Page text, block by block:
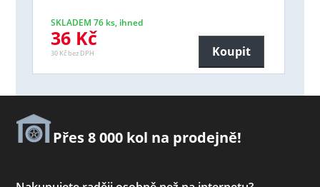
SKLADEM 76 ks, ihned
36 Kč
30 Kč bez DPH Koupit
Přes 8 000 kol na prodejně!